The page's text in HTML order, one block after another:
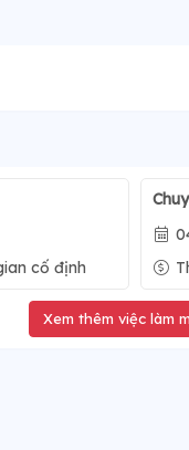
cố định
Xem thêm việc làm